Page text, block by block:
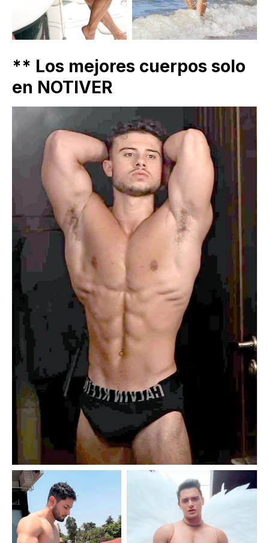
** Los mejores cuerpos solo
en NOTIVER